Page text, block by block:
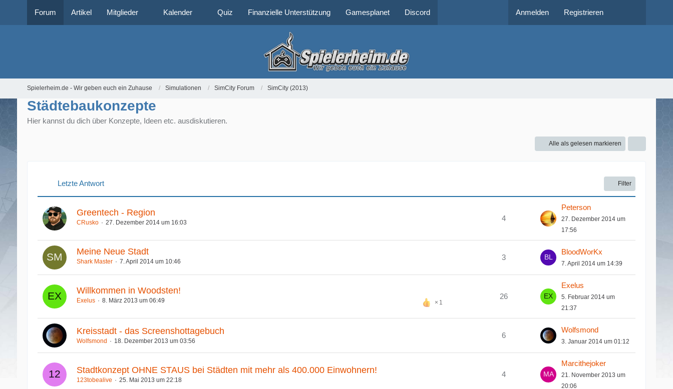
Forum Artikel Mitglieder Kalender Quiz Finanzielle Unterstützung Gamesplanet Discord Anmelden Registrieren
Spielerheim.de - Wir geben euch ein Zuhause Simulationen SimCity Forum SimCity (2013)
Städtebaukonzepte
Hier kannst du dich über Konzepte, Ideen etc. ausdiskutieren.
Alle als gelesen markieren
Letzte Antwort Filter
Greentech - Region
CRusko 27. Dezember 2014 um 16:03
4
Peterson
27. Dezember 2014 um
17:56
Meine Neue Stadt
Shark Master 7. April 2014 um 10:46
3
BloodWorKx
7. April 2014 um 14:39
Willkommen in Woodsten!
1
Exelus 8. März 2013 um 06:49
26
Exelus
5. Februar 2014 um
21:37
Kreisstadt - das Screenshottagebuch
Wolfsmond 18. Dezember 2013 um 03:56
6
Wolfsmond
3. Januar 2014 um 01:12
Stadtkonzept OHNE STAUS bei Städten mit mehr als 400.000 Einwohnern!
123tobealive 25. Mai 2013 um 22:18
4
Marcithejoker
21. November 2013 um
20:06